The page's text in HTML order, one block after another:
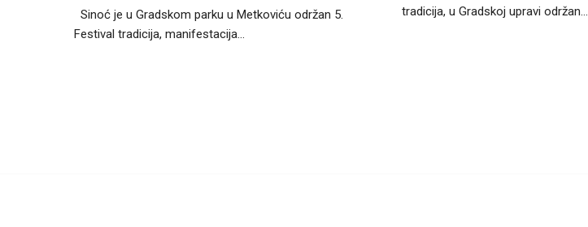
Sinoć je u Gradskom parku u Metkoviću održan 5.
Festival tradicija, manifestacija...
tradicija, u Gradskoj upravi održan...